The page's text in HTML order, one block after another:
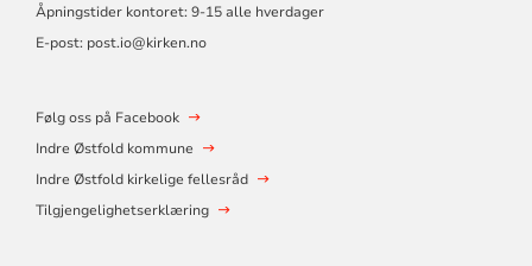
Åpningstider kontoret: 9-15 alle hverdager
E-post: post.io@kirken.no
Følg oss på Facebook
Indre Østfold kommune
Indre Østfold kirkelige fellesråd
Tilgjengelighetserklæring